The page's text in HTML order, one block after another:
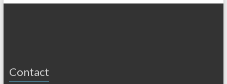
Contact